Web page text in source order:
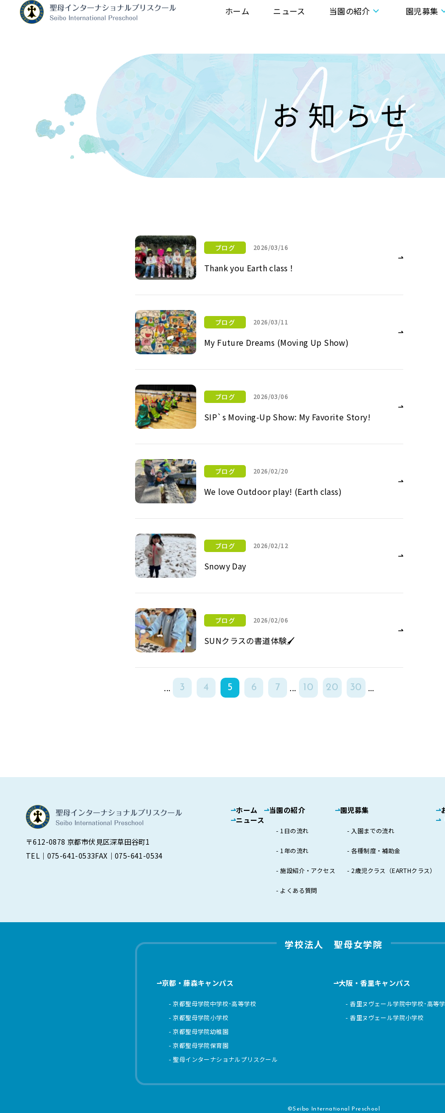
ホーム ニュース 当園の紹介 園児募集
ブログ 2026/03/16
Thank you Earth class！
ブログ 2026/03/11
My Future Dreams (Moving Up Show)
ブログ 2026/03/06
SIP`s Moving-Up Show: My Favorite Story!
ブログ 2026/02/20
We love Outdoor play! (Earth class)
ブログ 2026/02/12
Snowy Day
ブログ 2026/02/06
SUNクラスの書道体験🖌
... 3 4 5 6 7 ... 10 20 30 ...
ホーム
ニュース
当園の紹介
1日の流れ
1年の流れ
施設紹介・アクセス
よくある質問
園児募集
入園までの流れ
各種制度・補助金
2歳児クラス（EARTHクラス）
〒612-0878 京都市伏見区深草田谷町1
TEL｜075-641-0533FAX｜075-641-0534
学校法人 聖母女学院
京都・藤森キャンパス
京都聖母学院中学校･高等学校
京都聖母学院小学校
京都聖母学院幼稚園
京都聖母学院保育園
聖母インターナショナルプリスクール
大阪・香里キャンパス
香里ヌヴェール学院中学校･高等
香里ヌヴェール学院小学校
©Seibo International Preschool